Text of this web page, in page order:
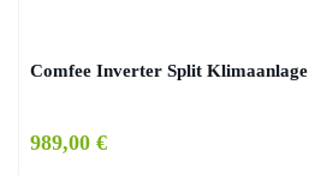
Comfee Inverter Split Klimaanlage
989,00 €